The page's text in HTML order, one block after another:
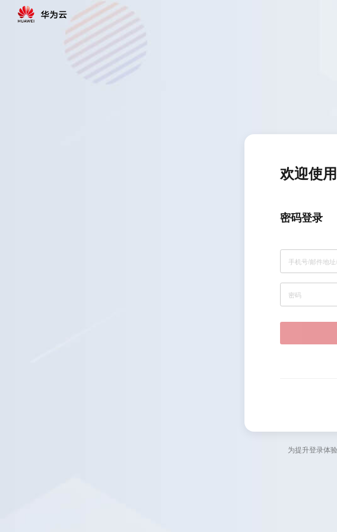
欢迎使
密码登录
为提升登录体